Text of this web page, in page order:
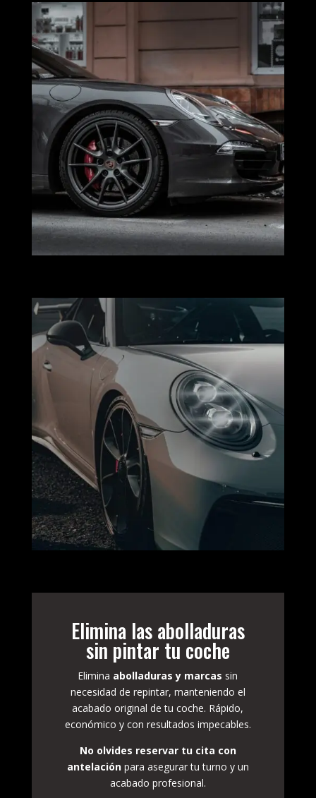
Elimina las abolladuras
sin pintar tu coche
Elimina abolladuras y marcas sin
necesidad de repintar, manteniendo el
acabado original de tu coche. Rápido,
económico y con resultados impecables.
No olvides reservar tu cita con
antelaciónpara asegurar tu turno y un
acabado profesional.